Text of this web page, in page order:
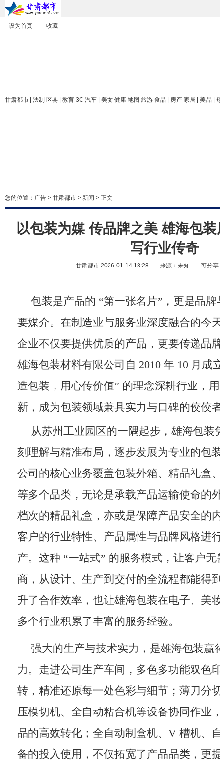
设为首页 收藏
甘肃都市 | 法制 区县 | 教育 3C 汽车 | 美女 健康 地图 旅游 食品 | 房产 家居 | 美品 |
您的位置： 广告 > 甘肃都市 > 新闻 > 正文
以包装为媒 传品牌之美 雄海包
写行业传奇
甘肃都市 2026-01-14 18:28 来源：未知 可分享
包装是产品的 “第一张名片”，更是品
要媒介。在制造业与服务业深度融合的今
企业不仅要提供优质的产品，更要传递品
雄海包装材料有限公司自 2010 年 10 月成
造包装，用心传价值” 的理念深耕行业，
新，成为包装领域兼具实力与口碑的佼佼
从苏州工业园区的一隅起步，雄海包装
刻理解与精准布局，逐步发展为专业的包
公司的核心业务覆盖包装外箱、精品礼盒
等多个品类，无论是承载产品运输使命的
档次的精品礼盒，亦或是保障产品安全的
客户的行业特性、产品属性与品牌风格进
产。这种 “一站式” 的服务模式，让客户
商，从设计、生产到交付的全流程都能得
升了合作效率，也让雄海包装在电子、美
多个行业积累了丰富的服务经验。
强大的生产与技术实力，是雄海包装赢
力。走进公司生产车间，多色多功能双色
转，精准还原每一处色彩与细节；薄刀分
压模切机、全自动粘合机等设备协同作业
品的高效转化；全自动制盒机、V 槽机、
备的投入使用，不仅拓宽了产品品类，更